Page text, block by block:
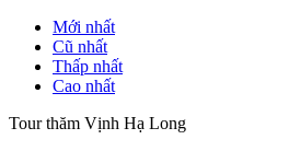
Mới nhất
Cũ nhất
Thấp nhất
Cao nhất
Tour thăm Vịnh Hạ Long